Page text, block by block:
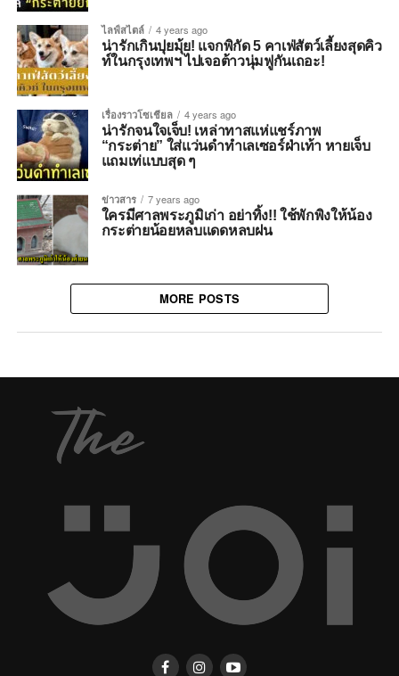
ไลฟ์สไตล์ 4 years ago
น่ารักเกินปุยมุ้ย! แจกพิกัด 5 คาเฟ่สัตว์เลี้ยงสุดคิว
ท์ในกรุงเทพฯ ไปเจอต้าวนุ่มฟูกันเถอะ!
เรื่องราวโซเชียล 4 years ago
น่ารักจนใจเจ็บ! เหล่าทาสแห่แชร์ภาพ
“กระต่าย” ใส่แว่นดำทำเลเซอร์ฝ่าเท้า หายเจ็บ
แถมเท่แบบสุด ๆ
ข่าวสาร 7 years ago
ใครมีศาลพระภูมิเก่า อย่าทิ้ง!! ใช้พักพิงให้น้อง
กระต่ายน้อยหลบแดดหลบฝน
MORE POSTS